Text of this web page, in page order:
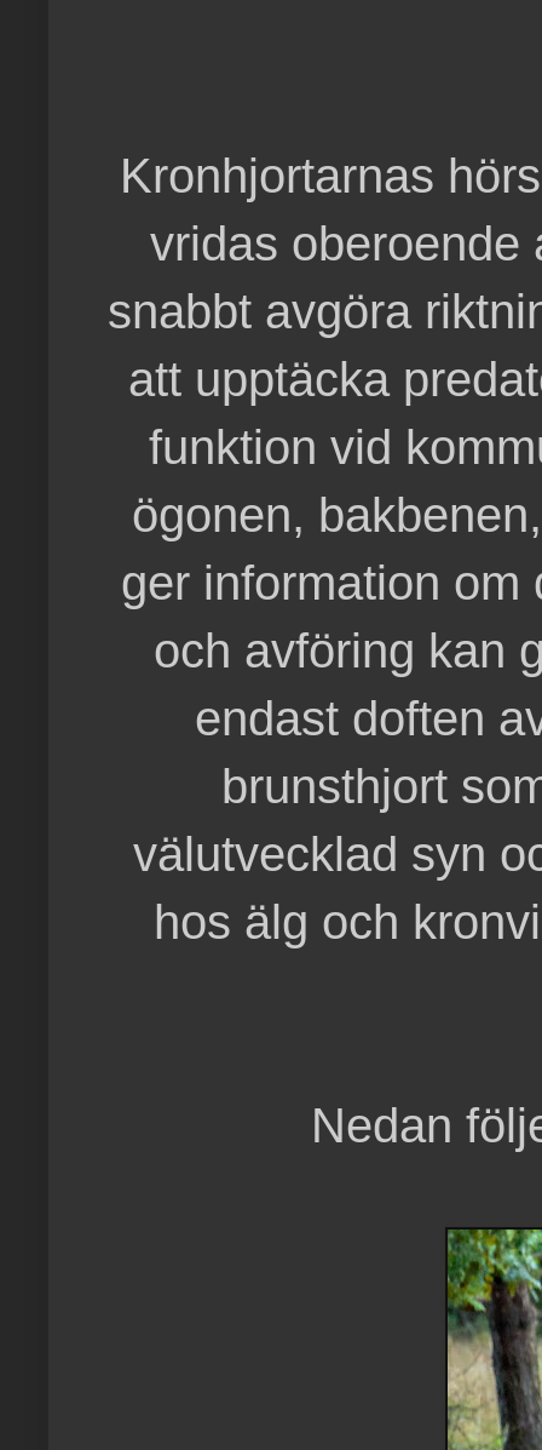
Kronhjortarnas
vridas oberoende
snabbt avgöra
att upptäcka
funktion vid
ögonen,
ger information om
och avföring kan
endast doften
brunsthjort
välutvecklad syn
hos älg och
Nedan